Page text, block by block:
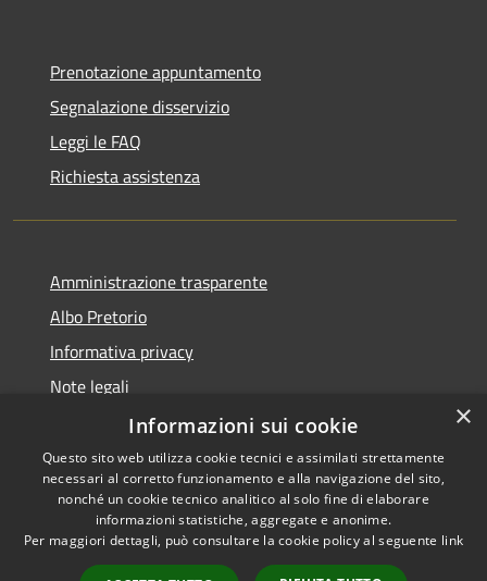
Prenotazione appuntamento
Segnalazione disservizio
Leggi le FAQ
Richiesta assistenza
Amministrazione trasparente
Albo Pretorio
Informativa privacy
Note legali
Dichiarazione di accessibilità
RSS
Accessibilità
Copyright © 2021 • Città
di San Benedetto Po •
×
Informazioni sui cookie
Questo sito web utilizza cookie tecnici e assimilati strettamente
necessari al corretto funzionamento e alla navigazione del sito,
nonché un cookie tecnico analitico al solo fine di elaborare
informazioni statistiche, aggregate e anonime.
Per maggiori dettagli, può consultare la cookie policy al seguente link